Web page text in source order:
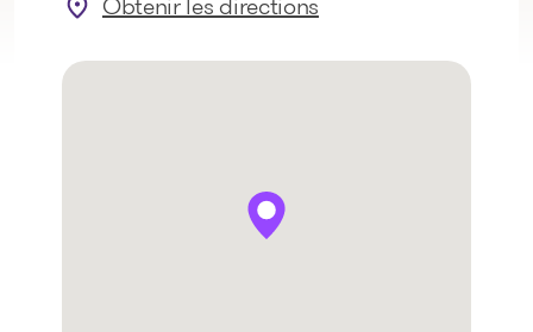
: Gatineau – boul. Gréber